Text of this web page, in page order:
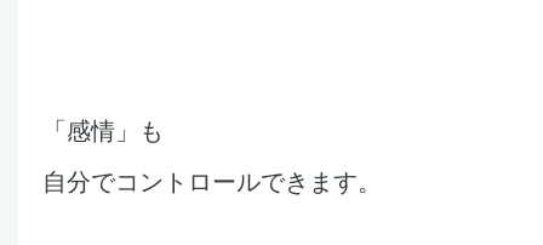
「感情」も
自分でコントロールできます。